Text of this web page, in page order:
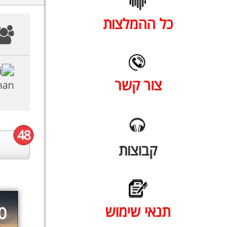
כל ההמלצות
צור קשר
קבוצות
תנאי שימוש
48